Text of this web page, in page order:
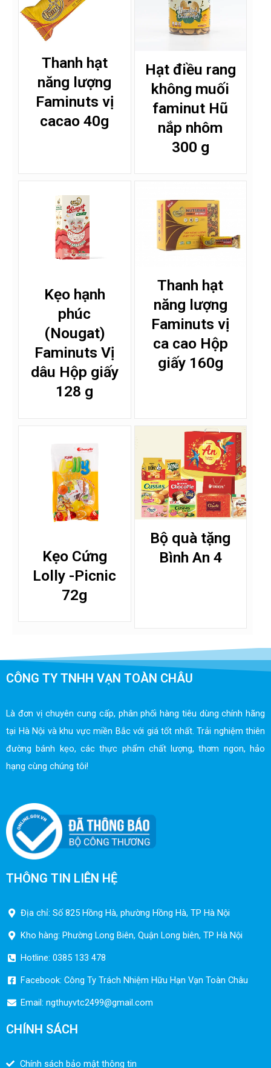
Thanh hạt
năng lượng
Faminuts vị
cacao 40g
Hạt điều rang
không muối
faminut Hũ
nắp nhôm
300 g
Kẹo hạnh
phúc
(Nougat)
Faminuts Vị
dâu Hộp giấy
128 g
Thanh hạt
năng lượng
Faminuts vị
ca cao Hộp
giấy 160g
Kẹo Cứng
Lolly -Picnic
72g
Bộ quà tặng
Bình An 4
CÔNG TY TNHH VẠN TOÀN CHÂU
Là đơn vị chuyên cung cấp, phân phối hàng tiêu dùng chính hãng
tại Hà Nội và khu vực miền Bắc với giá tốt nhất. Trải nghiệm thiên
đường bánh kẹo, các thực phẩm chất lượng, thơm ngon, hảo
hạng cùng chúng tôi!
THÔNG TIN LIÊN HỆ
Địa chỉ: Số 825 Hồng Hà, phường Hồng Hà, TP Hà Nội
Kho hàng: Phường Long Biên, Quận Long biên, TP Hà Nội
Hotline: 0385 133 478
Facebook: Công Ty Trách Nhiệm Hữu Hạn Vạn Toàn Châu
Email: ngthuyvtc2499@gmail.com
CHÍNH SÁCH
Chính sách bảo mật thông tin